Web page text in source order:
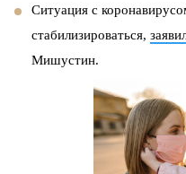
Ситуация с
стабилизироваться,
Мишустин.